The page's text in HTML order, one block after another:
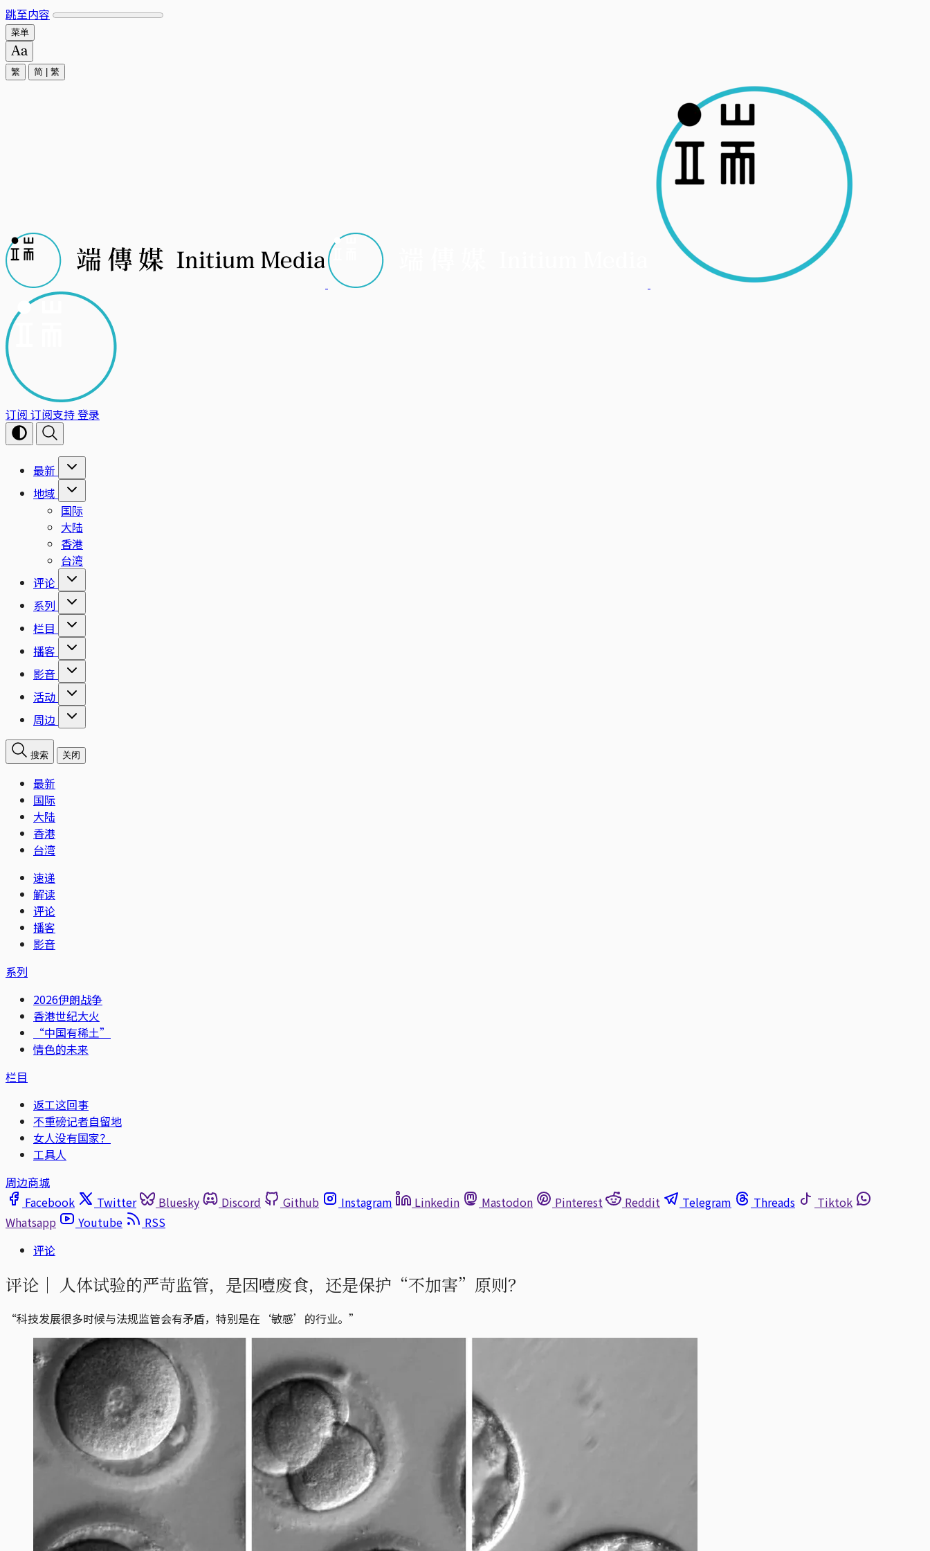
跳至内容
菜单
繁 简 繁
订阅 订阅支持登录
最新
地域
国际
大陆
香港
台湾
评论
系列
栏目
播客
影音
活动
周边
搜索 关闭
最新
国际
大陆
香港
台湾
速递
解读
评论
播客
影音
系列
2026伊朗战争
香港世纪大火
“中国有稀土”
情色的未来
栏目
返工这回事
不重磅记者自留地
女人没有国家？
工具人
周边商城
Facebook
Twitter Bluesky Discord Github Instagram Linkedin Mastodon Pinterest Reddit Telegram Threads
Tiktok
Whatsapp
Youtube
RSS
评论
评论｜ 人体试验的严苛监管，是因噎废食，还是保护“不加害”原则？
“科技发展很多时候与法规监管会有矛盾，特别是在‘敏感’的行业。”